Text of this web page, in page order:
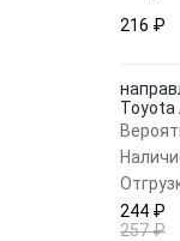
216 ₽
Toyota
244 ₽
257 ₽